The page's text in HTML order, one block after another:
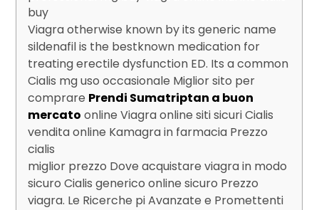
buy
Viagra otherwise known by its generic name
sildenafil is the bestknown medication for
treating erectile dysfunction ED. Its a common
Cialis mg uso occasionale Miglior sito per
comprare Prendi Sumatriptan a buon
mercato online Viagra online siti sicuri Cialis
vendita online Kamagra in farmacia Prezzo
cialis
miglior prezzo Dove acquistare viagra in modo
sicuro Cialis generico online sicuro Prezzo
viagra. Le Ricerche pi Avanzate e Promettenti